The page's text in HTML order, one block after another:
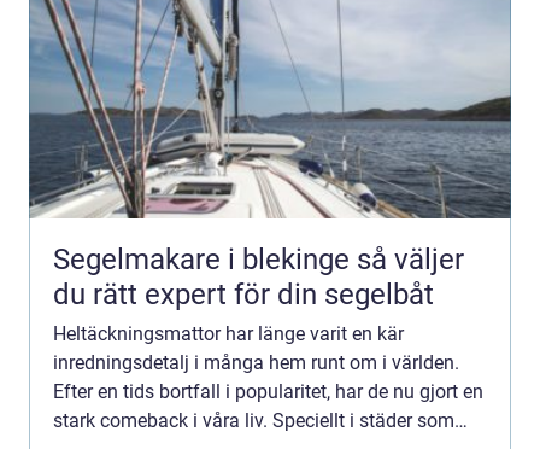
Segelmakare i blekinge så väljer
du rätt expert för din segelbåt
Heltäckningsmattor har länge varit en kär
inredningsdetalj i många hem runt om i världen.
Efter en tids bortfall i popularitet, har de nu gjort en
stark comeback i våra liv. Speciellt i städer som